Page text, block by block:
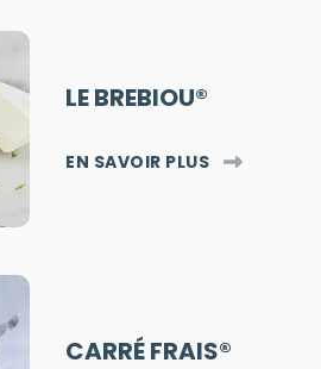
LE BREBIOU®
EN SAVOIR PLUS
CARRÉ FRAIS®